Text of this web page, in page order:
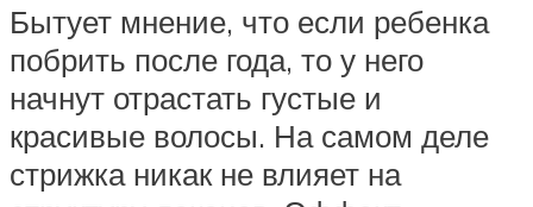
Бытует мнение, что если ребенка
побрить после года, то у него
начнут отрастать густые и
красивые волосы. На самом деле
стрижка никак не влияет на